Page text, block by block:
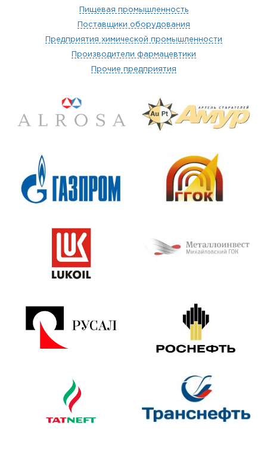
Пищевая промышленность
Поставщики оборудования
Предприятия химической промышленности
Производители фармацевтики
Прочие предприятия